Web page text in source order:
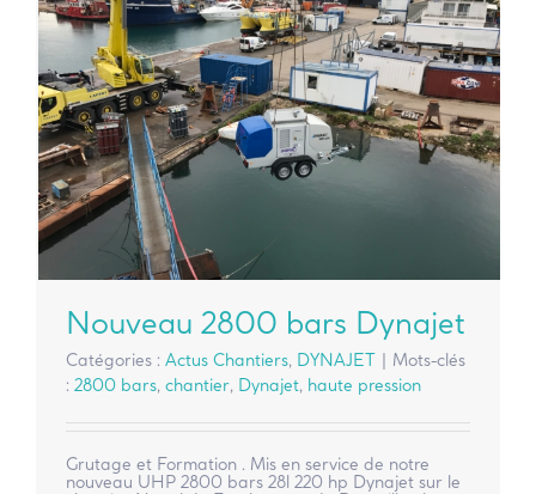
Nouveau 2800 bars Dynajet
Catégories : Actus Chantiers, DYNAJET | Mots-clés
: 2800 bars, chantier, Dynajet, haute pression
Grutage et Formation . Mis en service de notre
nouveau UHP 2800 bars 28l 220 hp Dynajet sur le